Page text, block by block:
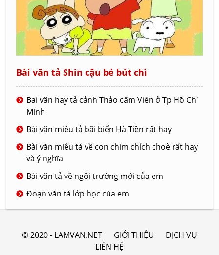
Bài văn tả Shin cậu bé bút chì
Bai văn hay tả cảnh Thảo cấm Viên ở Tp Hồ Chí
Minh
Bài văn miêu tả bãi biển Hà Tiền rất hay
Bài văn miêu tả về con chim chích choè rất hay
và ý nghĩa
Bài văn tả về ngôi trường mới của em
Đoạn văn tả lớp học của em
© 2020 - LAMVAN.NET GIỚI THIỆU
DỊCH VỤ
LIÊN HỆ